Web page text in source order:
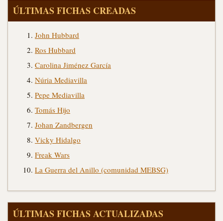
ÚLTIMAS FICHAS CREADAS
John Hubbard
Ros Hubbard
Carolina Jiménez García
Núria Mediavilla
Pepe Mediavilla
Tomás Hijo
Johan Zandbergen
Vicky Hidalgo
Freak Wars
La Guerra del Anillo (comunidad MEBSG)
ÚLTIMAS FICHAS ACTUALIZADAS